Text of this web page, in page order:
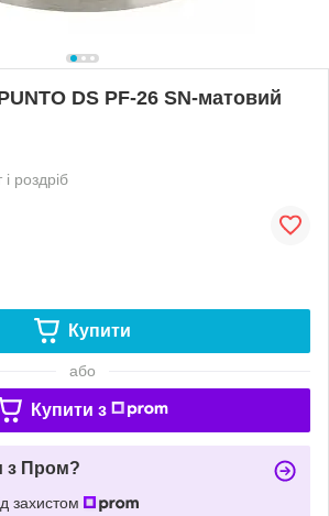
DS PF-26 SN-матовий
роздріб
Купити
або
Купити з
з Пром?
захистом